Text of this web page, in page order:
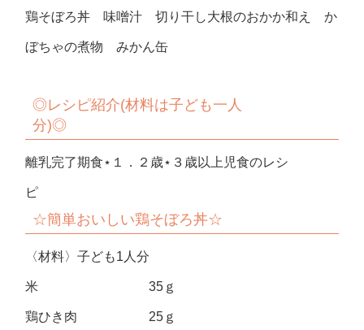
鶏そぼろ丼 味噌汁 切り干し大根のおかか和え か
ぼちゃの煮物 みかん缶
◎レシピ紹介(材料は子ども一人
分)◎
離乳完了期食⋆１．２歳⋆３歳以上児食のレシ
ピ
☆簡単おいしい鶏そぼろ丼☆
〈材料〉子ども1人分
米 35ｇ
鶏ひき肉 25ｇ